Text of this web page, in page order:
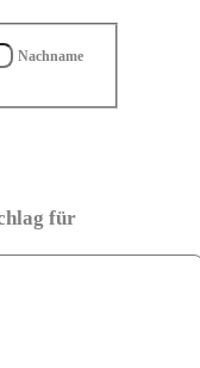
Nachname
für